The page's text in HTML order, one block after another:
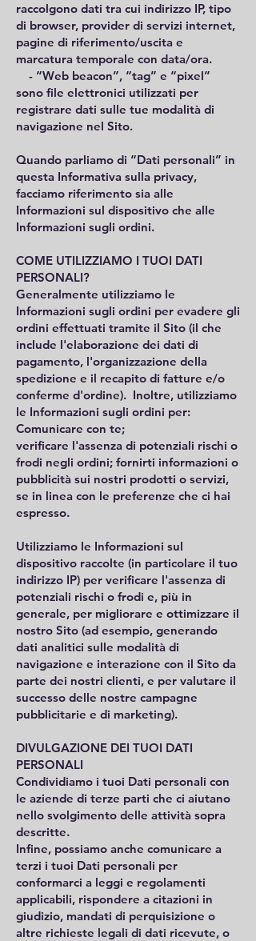
raccolgono dati tra cui indirizzo IP, tipo
di browser, provider di servizi internet,
pagine di riferimento/uscita e
marcatura temporale con data/ora.
- “Web beacon”, “tag” e “pixel”
sono file elettronici utilizzati per
registrare dati sulle tue modalità di
navigazione nel Sito.
Quando parliamo di “Dati personali” in
questa Informativa sulla privacy,
facciamo riferimento sia alle
Informazioni sul dispositivo che alle
Informazioni sugli ordini.
COME UTILIZZIAMO I TUOI DATI
PERSONALI?
Generalmente utilizziamo le
Informazioni sugli ordini per evadere gli
ordini effettuati tramite il Sito (il che
include l'elaborazione dei dati di
pagamento, l'organizzazione della
spedizione e il recapito di fatture e/o
conferme d'ordine). Inoltre, utilizziamo
le Informazioni sugli ordini per:
Comunicare con te;
verificare l'assenza di potenziali rischi o
frodi negli ordini; fornirti informazioni o
pubblicità sui nostri prodotti o servizi,
se in linea con le preferenze che ci hai
espresso.
Utilizziamo le Informazioni sul
dispositivo raccolte (in particolare il tuo
indirizzo IP) per verificare l'assenza di
potenziali rischi o frodi e, più in
generale, per migliorare e ottimizzare il
nostro Sito (ad esempio, generando
dati analitici sulle modalità di
navigazione e interazione con il Sito da
parte dei nostri clienti, e per valutare il
successo delle nostre campagne
pubblicitarie e di marketing).
DIVULGAZIONE DEI TUOI DATI
PERSONALI
Condividiamo i tuoi Dati personali con
le aziende di terze parti che ci aiutano
nello svolgimento delle attività sopra
descritte.
Infine, possiamo anche comunicare a
terzi i tuoi Dati personali per
conformarci a leggi e regolamenti
applicabili, rispondere a citazioni in
giudizio, mandati di perquisizione o
altre richieste legali di dati ricevute, o